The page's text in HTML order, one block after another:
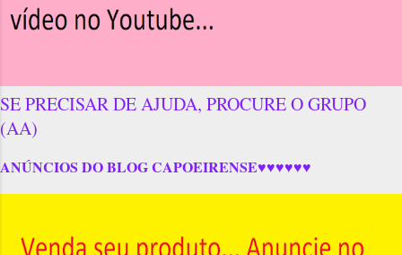
SE PRECISAR DE AJUDA, PROCURE O GRUPO
(AA)
ANÚNCIOS DO BLOG CAPOEIRENSE♥♥♥♥♥♥